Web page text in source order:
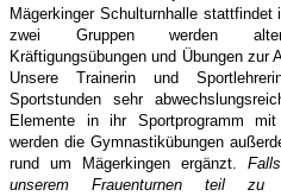
Mägerkinger Schulturnhalle
zwei Gruppen werden
Kräftigungsübungen und Übungen zur
Unsere Trainerin und
Sportstunden sehr
Elemente in ihr Sportprogramm
werden die Gymnastikübungen
rund um Mägerkingen ergänzt.
unserem Frauenturnen teil